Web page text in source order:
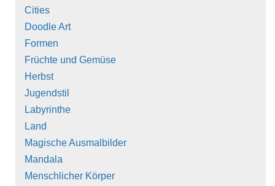
Cities
Doodle Art
Formen
Früchte und Gemüse
Herbst
Jugendstil
Labyrinthe
Land
Magische Ausmalbilder
Mandala
Menschlicher Körper